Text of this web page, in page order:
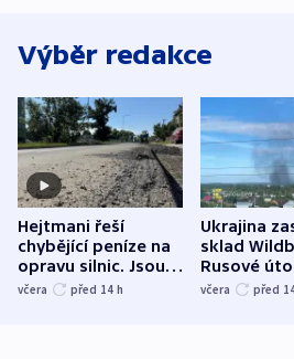
Výběr redakce
Hejtmani řeší
chybějící peníze na
opravu silnic. Jsou
nenárokové, namítá
včera před 14 h
Ukrajina
sklad
Rusové
trh, hasiče
včera před